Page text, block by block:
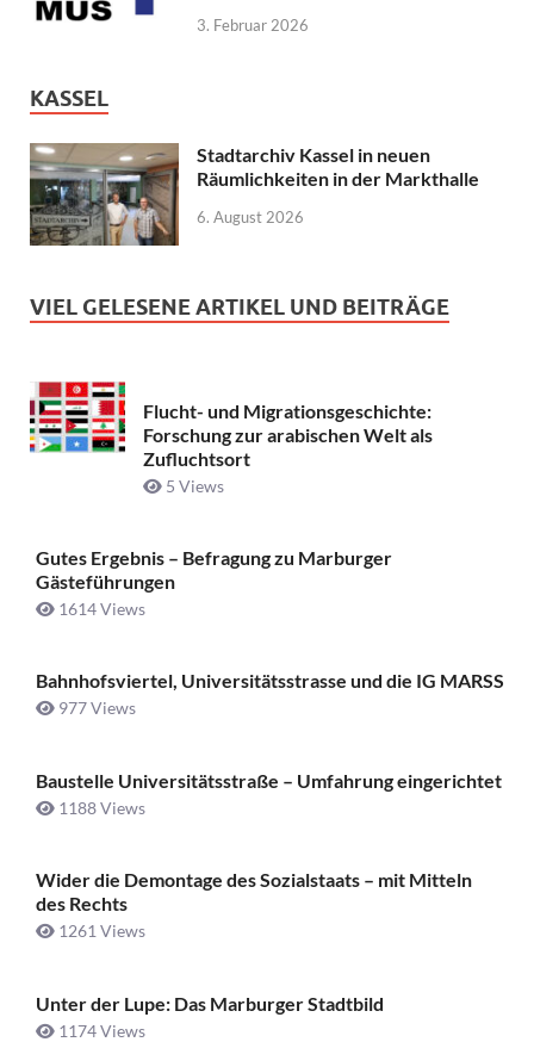
3. Februar 2026
KASSEL
Stadtarchiv Kassel in neuen
Räumlichkeiten in der Markthalle
6. August 2026
VIEL GELESENE ARTIKEL UND BEITRÄGE
Flucht- und Migrationsgeschichte:
Forschung zur arabischen Welt als
Zufluchtsort
5 Views
Gutes Ergebnis – Befragung zu Marburger
Gästeführungen
1614 Views
Bahnhofsviertel, Universitätsstrasse und die IG MARSS
977 Views
Baustelle Universitätsstraße ­– Umfahrung eingerichtet
1188 Views
Wider die Demontage des Sozialstaats – mit Mitteln
des Rechts
1261 Views
Unter der Lupe: Das Marburger Stadtbild
1174 Views